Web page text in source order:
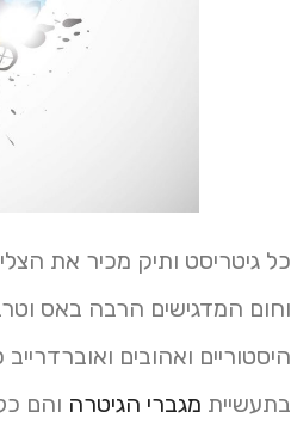
כל גיטריסט ותיק מכיר את
וחום המדגישים הרבה באס
היסטוריים ואהובים
בתעשיית מגברי הגיטרה והם